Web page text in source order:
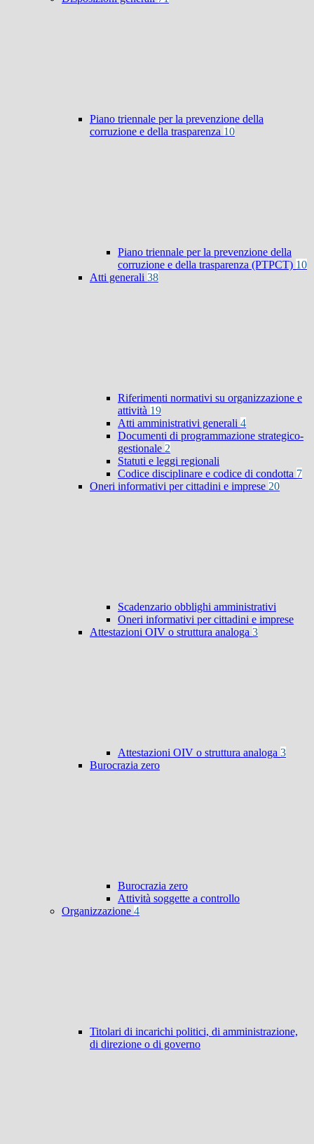
Piano triennale per la prevenzione della
corruzione e della trasparenza 10
Piano triennale per la prevenzione della
corruzione e della trasparenza (PTPCT) 10
Atti generali 38
Riferimenti normativi su organizzazione e
attività 19
Atti amministrativi generali 4
Documenti di programmazione strategico-
gestionale 2
Statuti e leggi regionali
Codice disciplinare e codice di condotta 7
Oneri informativi per cittadini e imprese 20
Scadenzario obblighi amministrativi
Oneri informativi per cittadini e imprese
Attestazioni OIV o struttura analoga 3
Attestazioni OIV o struttura analoga 3
Burocrazia zero
Burocrazia zero
Attività soggette a controllo
Organizzazione 4
Titolari di incarichi politici, di amministrazione,
di direzione o di governo